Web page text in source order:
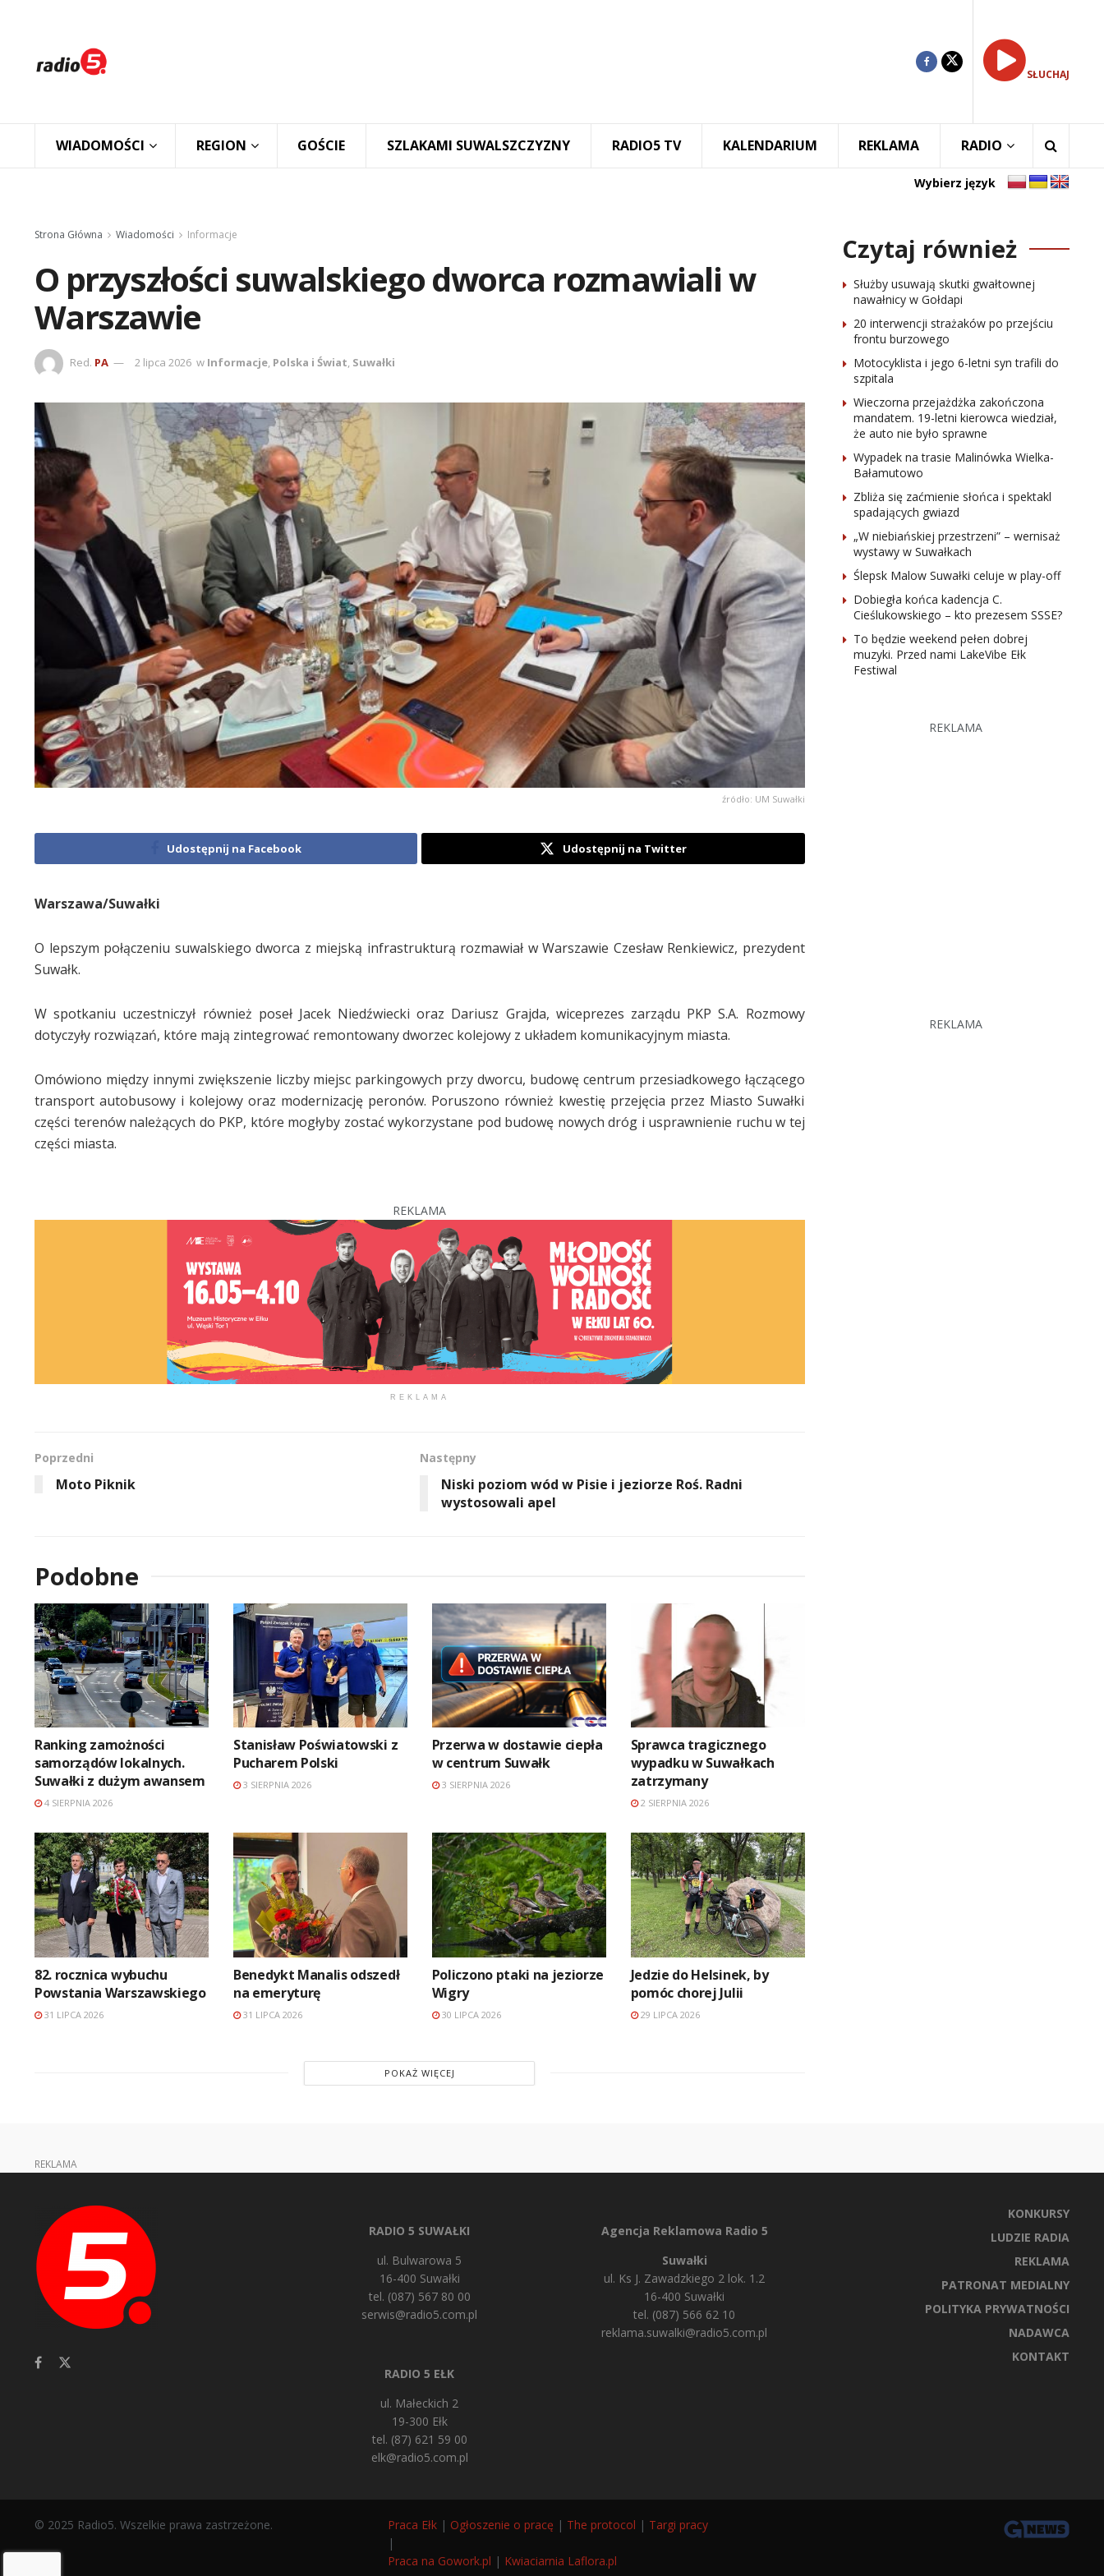
SŁUCHAJ
WIADOMOŚCI REGION GOŚCIE SZLAKAMI SUWALSZCZYZNY RADIO5 TV KALENDARIUM REKLAMA RADIO
Wybierz język
Strona Główna Wiadomości Informacje
O przyszłości suwalskiego dworca rozmawiali w
Warszawie
Red. PA 2 lipca 2026 w Informacje, Polska i Świat, Suwałki
źródło: UM Suwałki
Udostępnij na Facebook Udostępnij na Twitter
Warszawa/Suwałki
O lepszym połączeniu suwalskiego dworca z miejską infrastrukturą rozmawiał w Warszawie Czesław Renkiewicz, prezydent
Suwałk.
W spotkaniu uczestniczył również poseł Jacek Niedźwiecki oraz Dariusz Grajda, wiceprezes zarządu PKP S.A. Rozmowy
dotyczyły rozwiązań, które mają zintegrować remontowany dworzec kolejowy z układem komunikacyjnym miasta.
Omówiono między innymi zwiększenie liczby miejsc parkingowych przy dworcu, budowę centrum przesiadkowego łączącego
transport autobusowy i kolejowy oraz modernizację peronów. Poruszono również kwestię przejęcia przez Miasto Suwałki
części terenów należących do PKP, które mogłyby zostać wykorzystane pod budowę nowych dróg i usprawnienie ruchu w tej
części miasta.
REKLAMA
REKLAMA
Poprzedni
Moto Piknik
Następny
Niski poziom wód w Pisie i jeziorze Roś. Radni
wystosowali apel
Podobne
Ranking zamożności
samorządów lokalnych.
Suwałki z dużym awansem
4 SIERPNIA 2026
Stanisław Poświatowski z
Pucharem Polski
3 SIERPNIA 2026
Przerwa w dostawie ciepła
w centrum Suwałk
3 SIERPNIA 2026
Sprawca tragicznego
wypadku w Suwałkach
zatrzymany
2 SIERPNIA 2026
82. rocznica wybuchu
Powstania Warszawskiego
31 LIPCA 2026
Benedykt Manalis odszedł
na emeryturę
31 LIPCA 2026
Policzono ptaki na jeziorze
Wigry
30 LIPCA 2026
Jedzie do Helsinek, by
pomóc chorej Julii
29 LIPCA 2026
POKAŻ WIĘCEJ
Czytaj również
Służby usuwają skutki gwałtownej
nawałnicy w Gołdapi
20 interwencji strażaków po przejściu
frontu burzowego
Motocyklista i jego 6-letni syn trafili do
szpitala
Wieczorna przejażdżka zakończona
mandatem. 19-letni kierowca wiedział,
że auto nie było sprawne
Wypadek na trasie Malinówka Wielka-
Bałamutowo
Zbliża się zaćmienie słońca i spektakl
spadających gwiazd
„W niebiańskiej przestrzeni” – wernisaż
wystawy w Suwałkach
Ślepsk Malow Suwałki celuje w play-off
Dobiegła końca kadencja C.
Cieślukowskiego – kto prezesem SSSE?
To będzie weekend pełen dobrej
muzyki. Przed nami LakeVibe Ełk
Festiwal
REKLAMA
REKLAMA
REKLAMA
RADIO 5 SUWAŁKI
ul. Bulwarowa 5
16-400 Suwałki
tel. (087) 567 80 00
serwis@radio5.com.pl
RADIO 5 EŁK
ul. Małeckich 2
19-300 Ełk
tel. (87) 621 59 00
elk@radio5.com.pl
Agencja Reklamowa Radio 5
Suwałki
ul. Ks J. Zawadzkiego 2 lok. 1.2
16-400 Suwałki
tel. (087) 566 62 10
reklama.suwalki@radio5.com.pl
KONKURSY
LUDZIE RADIA
REKLAMA
PATRONAT MEDIALNY
POLITYKA PRYWATNOŚCI
NADAWCA
KONTAKT
© 2025 Radio5. Wszelkie prawa zastrzeżone. Praca Ełk | Ogłoszenie o pracę | The protocol | Targi pracy
|
Praca na Gowork.pl | Kwiaciarnia Laflora.pl